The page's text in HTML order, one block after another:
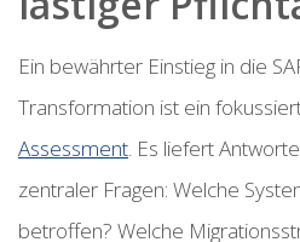
Ein bewährter Einstieg in die
Transformation ist ein
Assessment. Es liefert
zentraler Fragen: Welche
betroffen? Welche